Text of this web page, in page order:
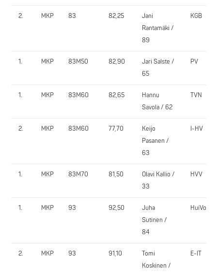
2. MKP 83 82,25
Jani
Rantamäki /
89
KGB
1. MKP 83M50 82,90
Jari Salste /
65
PV
1. MKP 83M60 82,65
Hannu
Savola / 62
TVN
2. MKP 83M60 77,70
Keijo
Pasanen /
63
I-HV
1. MKP 83M70 81,50
Olavi Kallio /
33
HVV
1. MKP 93 92,50
Juha
Sutinen /
84
HuiVo
2. MKP 93 91,10
Tomi
Koskinen /
E-IT